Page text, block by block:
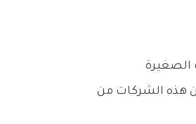
الصغيرة
هذه الشركات من